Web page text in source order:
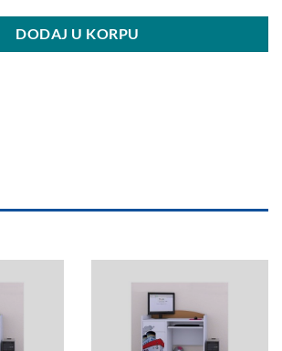
DODAJ U KORPU